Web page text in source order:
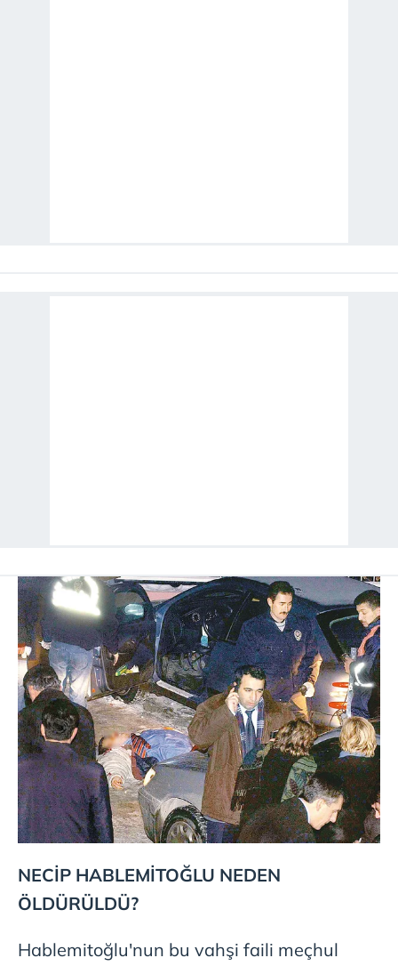
NECİP HABLEMİTOĞLU NEDEN
ÖLDÜRÜLDÜ?
Hablemitoğlu'nun bu vahşi faili meçhul